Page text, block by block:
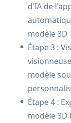
angles
Système
en charge
divers
différentes
Système
de
d'IA de
modèle 3D
Étape 3 :
modèle
Étape 4 :
modèle